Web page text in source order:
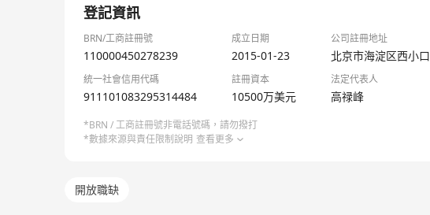
2022年7月5日，九号公司官宣新生代演员易烊千玺成为九号品牌全球代
登記資訊
BRN/工商註冊號 成立日期 公司註冊地址
110000450278239 2015-01-23 北京市海淀区西小
統一社會信用代碼 註冊資本 法定代表人
911101083295314484 10500万美元 高禄峰
*BRN / 工商註冊號非電話號碼，請勿撥打
*數據來源與責任限制說明 查看更多
開放職缺